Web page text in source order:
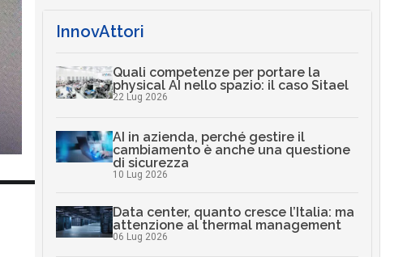
InnovAttori
Quali competenze per portare la
physical AI nello spazio: il caso Sitael
22 Lug 2026
AI in azienda, perché gestire il
cambiamento è anche una questione
di sicurezza
10 Lug 2026
Data center, quanto cresce l’Italia: ma
attenzione al thermal management
06 Lug 2026